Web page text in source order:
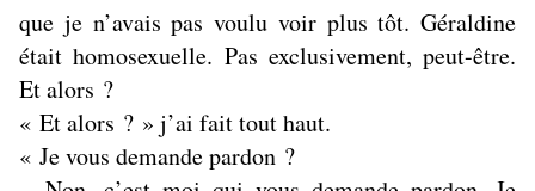
que je n’avais pas voulu voir plus tôt. Géraldine
était homosexuelle. Pas exclusivement, peut-être.
Et alors ?
« Et alors ? » j’ai fait tout haut.
« Je vous demande pardon ?